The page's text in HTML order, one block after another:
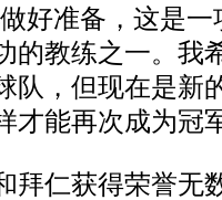
好准备，这是
的教练之一。我
队，但现在是新
才能再次成为冠
仁获得荣誉无